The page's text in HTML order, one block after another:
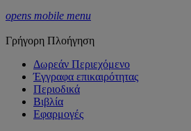
opens mobile menu
Γρήγορη Πλοήγηση
Δωρεάν Περιεχόμενο
Έγγραφα επικαιρότητας
Περιοδικά
Βιβλία
Εφαρμογές